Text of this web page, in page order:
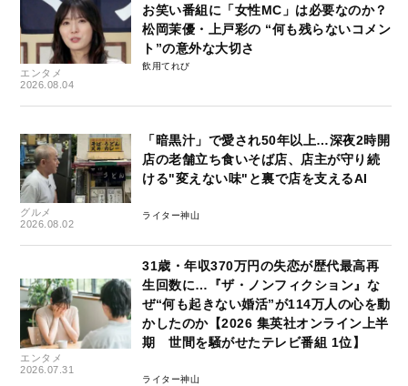
エンタメ
2026.08.04
お笑い番組に「女性MC」は必要なのか？
松岡茉優・上戸彩の “何も残らないコメン
ト”の意外な大切さ
飲用てれび
グルメ
2026.08.02
「暗黒汁」で愛され50年以上…深夜2時開
店の老舗立ち食いそば店、店主が守り続
ける"変えない味"と裏で店を支えるAI
ライター神山
エンタメ
2026.07.31
31歳・年収370万円の失恋が歴代最高再
生回数に…『ザ・ノンフィクション』な
ぜ“何も起きない婚活”が114万人の心を動
かしたのか【2026 集英社オンライン上半
期 世間を騒がせたテレビ番組 1位】
ライター神山